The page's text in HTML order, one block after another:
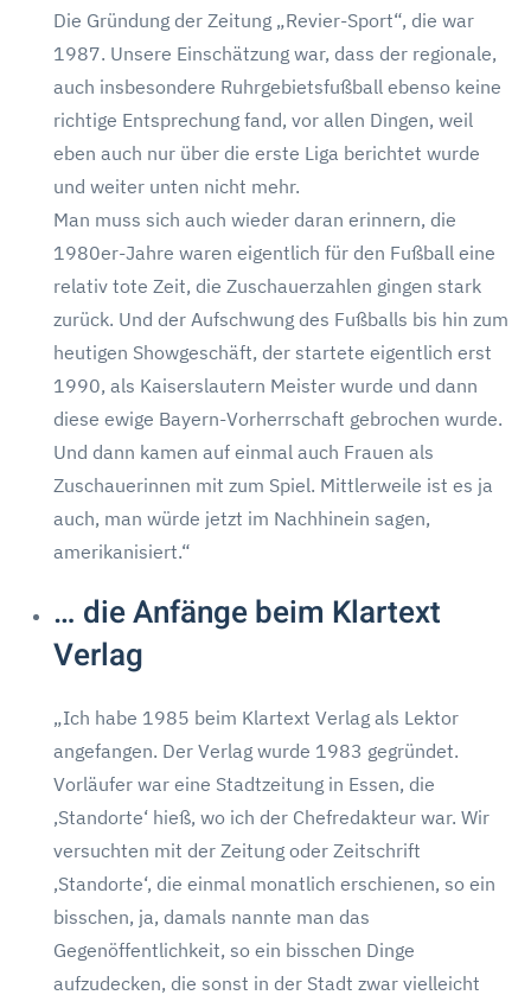
Die Gründung der Zeitung „Revier-Sport“, die war
1987. Unsere Einschätzung war, dass der regionale,
auch insbesondere Ruhrgebietsfußball ebenso keine
richtige Entsprechung fand, vor allen Dingen, weil
eben auch nur über die erste Liga berichtet wurde
und weiter unten nicht mehr.
Man muss sich auch wieder daran erinnern, die
1980er-Jahre waren eigentlich für den Fußball eine
relativ tote Zeit, die Zuschauerzahlen gingen stark
zurück. Und der Aufschwung des Fußballs bis hin zum
heutigen Showgeschäft, der startete eigentlich erst
1990, als Kaiserslautern Meister wurde und dann
diese ewige Bayern-Vorherrschaft gebrochen wurde.
Und dann kamen auf einmal auch Frauen als
Zuschauerinnen mit zum Spiel. Mittlerweile ist es ja
auch, man würde jetzt im Nachhinein sagen,
amerikanisiert.“
… die Anfänge beim Klartext
Verlag
„Ich habe 1985 beim Klartext Verlag als Lektor
angefangen. Der Verlag wurde 1983 gegründet.
Vorläufer war eine Stadtzeitung in Essen, die
‚Standorte‘ hieß, wo ich der Chefredakteur war. Wir
versuchten mit der Zeitung oder Zeitschrift
‚Standorte‘, die einmal monatlich erschienen, so ein
bisschen, ja, damals nannte man das
Gegenöffentlichkeit, so ein bisschen Dinge
aufzudecken, die sonst in der Stadt zwar vielleicht